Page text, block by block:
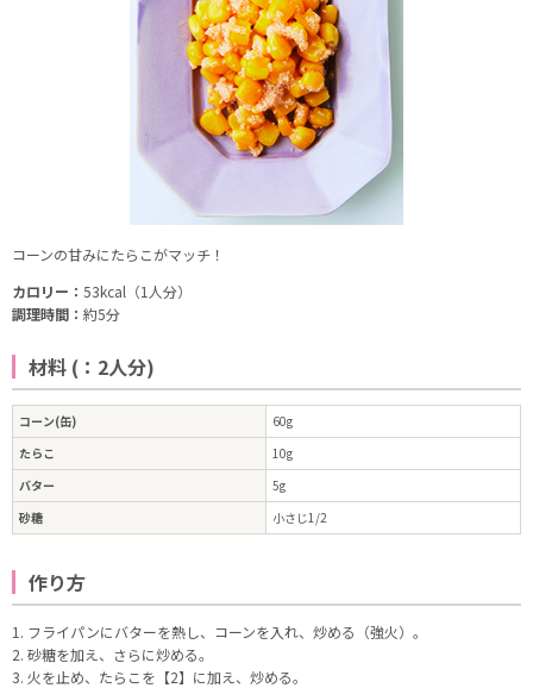
コーンの甘みにたらこがマッチ！
カロリー： 53kcal（1人分）
調理時間： 約5分
材料 (：2人分)
コーン(缶)
60g
たらこ
10g
バター
5g
砂糖
小さじ1/2
作り方
1. フライパンにバターを熱し、コーンを入れ、炒める（強火）。
2. 砂糖を加え、さらに炒める。
3. 火を止め、たらこを【2】に加え、炒める。